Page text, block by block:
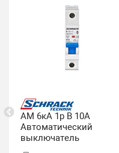
AM 6кА 1p B 10A
Автоматический
выключатель